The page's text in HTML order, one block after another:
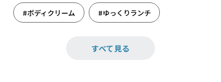
#ボディクリーム #ゆっくりランチ
すべて見る